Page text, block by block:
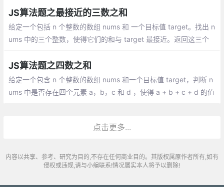
JS算法题之最接近的三数之和
给定一个包括 n 个整数的数组 nums 和 一个目标值 target。找出 n
ums 中的三个整数，使得它们的和与 target 最接近。返回这三个
JS算法题之四数之和
给定一个包含 n 个整数的数组 nums 和一个目标值 target，判断 n
ums 中是否存在四个元素 a，b，c 和 d ，使得 a + b + c + d 的值
点击更多...
内容以共享、参考、研究为目的,不存在任何商业目的。其版权属原作者所有,如有
侵权或违规,请与小编联系!情况属实本人将予以删除!